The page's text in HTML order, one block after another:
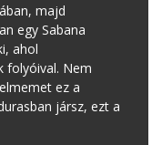
majd
egy Sabana
ahol
folyóival. Nem
ez a
jársz, ezt a